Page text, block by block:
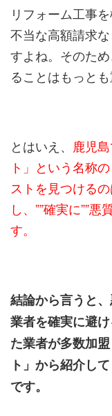
リフォーム工事
不当な高額請求
すよね。そのた
ることはもっとも
とはいえ、 鹿児
ト」という名称
ストを見つける
し、””確実に””
す。
結論から言うと
業者を確実に避
た業者が多数加
ト」から紹介し
です。